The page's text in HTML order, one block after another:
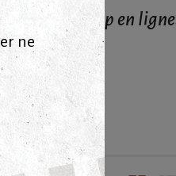
ne
Le shop en ligne